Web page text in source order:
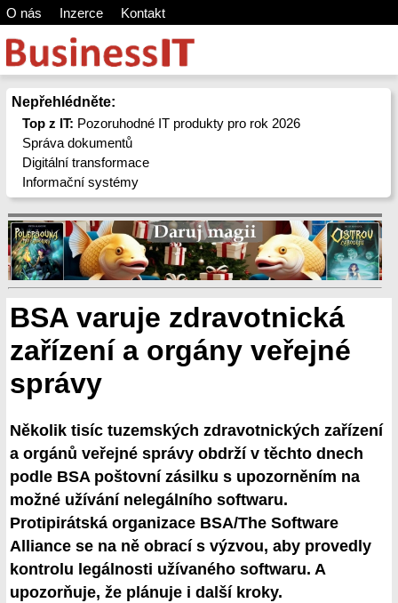
O nás Inzerce Kontakt
Nepřehlédněte:
Top z IT: Pozoruhodné IT produkty pro rok 2026
Správa dokumentů
Digitální transformace
Informační systémy
BSA varuje zdravotnická
zařízení a orgány veřejné
správy
Několik tisíc tuzemských zdravotnických zařízení
a orgánů veřejné správy obdrží v těchto dnech
podle BSA poštovní zásilku s upozorněním na
možné užívání nelegálního softwaru.
Protipirátská organizace BSA/The Software
Alliance se na ně obrací s výzvou, aby provedly
kontrolu legálnosti užívaného softwaru. A
upozorňuje, že plánuje i další kroky.